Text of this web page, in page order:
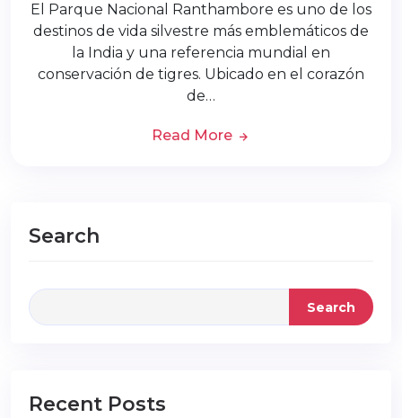
El Parque Nacional Ranthambore es uno de los
destinos de vida silvestre más emblemáticos de
la India y una referencia mundial en
conservación de tigres. Ubicado en el corazón
de…
Read More
Search
Search
Recent Posts